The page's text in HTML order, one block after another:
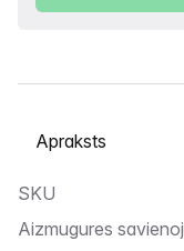
Atlasiet cilni
SKU
Aizmugures